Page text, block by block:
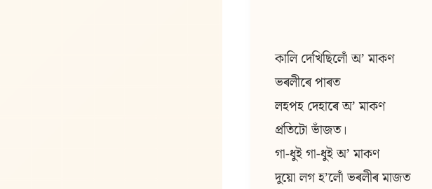
কালি দেখিছিলোঁ অʼ মাকণ
ভৰলীৰে পাৰত
লহপহ দেহাৰে অʼ মাকণ
প্ৰতিটো ভাঁজত।
গা-ধুই গা-ধুই অʼ মাকণ
দুয়ো লগ হʼলোঁ ভৰলীৰ মাজত